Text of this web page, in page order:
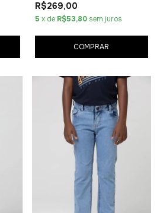
R$269,00
5 x de R$53,80 sem juros
COMPRAR